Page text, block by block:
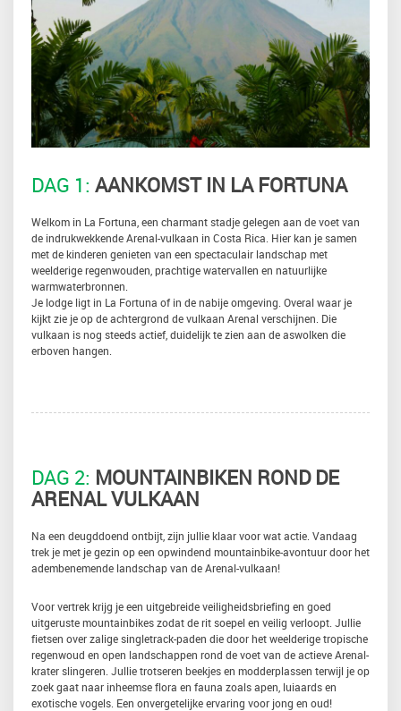
DAG 1: AANKOMST IN LA FORTUNA
Welkom in La Fortuna, een charmant stadje gelegen aan de voet van
de indrukwekkende Arenal-vulkaan in Costa Rica. Hier kan je samen
met de kinderen genieten van een spectaculair landschap met
weelderige regenwouden, prachtige watervallen en natuurlijke
warmwaterbronnen.
Je lodge ligt in La Fortuna of in de nabije omgeving. Overal waar je
kijkt zie je op de achtergrond de vulkaan Arenal verschijnen. Die
vulkaan is nog steeds actief, duidelijk te zien aan de aswolken die
erboven hangen.
DAG 2: MOUNTAINBIKEN ROND DE
ARENAL VULKAAN
Na een deugddoend ontbijt, zijn jullie klaar voor wat actie. Vandaag
trek je met je gezin op een opwindend mountainbike-avontuur door het
adembenemende landschap van de Arenal-vulkaan!
Voor vertrek krijg je een uitgebreide veiligheidsbriefing en goed
uitgeruste mountainbikes zodat de rit soepel en veilig verloopt. Jullie
fietsen over zalige singletrack-paden die door het weelderige tropische
regenwoud en open landschappen rond de voet van de actieve Arenal-
krater slingeren. Jullie trotseren beekjes en modderplassen terwijl je op
zoek gaat naar inheemse flora en fauna zoals apen, luiaards en
exotische vogels. Een onvergetelijke ervaring voor jong en oud!